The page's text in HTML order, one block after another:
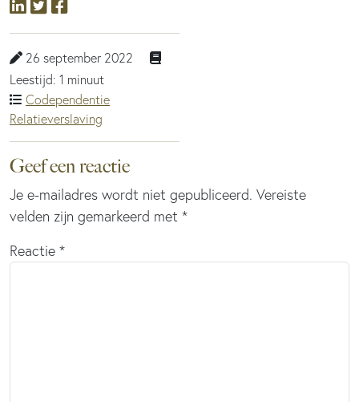
26 september 2022
Leestijd: 1 minuut
Codependentie
Relatieverslaving
Geef een reactie
Je e-mailadres wordt niet gepubliceerd. Vereiste
velden zijn gemarkeerd met *
Reactie *